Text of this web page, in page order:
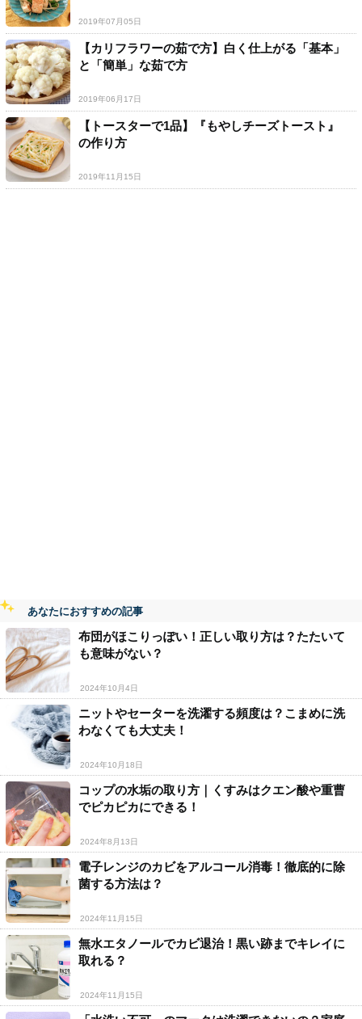
2019年07月05日
【カリフラワーの茹で方】白く仕上がる「基本」
と「簡単」な茹で方
2019年06月17日
【トースターで1品】『もやしチーズトースト』
の作り方
2019年11月15日
あなたにおすすめの記事
布団がほこりっぽい！正しい取り方は？たたいて
も意味がない？
2024年10月4日
ニットやセーターを洗濯する頻度は？こまめに洗
わなくても大丈夫！
2024年10月18日
コップの水垢の取り方｜くすみはクエン酸や重曹
でピカピカにできる！
2024年8月13日
電子レンジのカビをアルコール消毒！徹底的に除
菌する方法は？
2024年11月15日
無水エタノールでカビ退治！黒い跡までキレイに
取れる？
2024年11月15日